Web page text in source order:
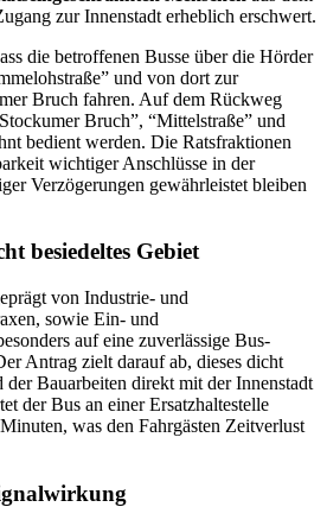
zur Innenstadt erheblich erschwert.
die betroffenen Busse über die Hörder
und von dort zur
Bruch fahren. Auf dem Rückweg
Bruch”, “Mittelstraße” und
bedient werden. Die Ratsfraktionen
wichtiger Anschlüsse in der
Verzögerungen gewährleistet bleiben
besiedeltes Gebiet
von Industrie- und
sowie Ein- und
auf eine zuverlässige Bus-
Antrag zielt darauf ab, dieses dicht
der Bauarbeiten direkt mit der Innenstadt
der Bus an einer Ersatzhaltestelle
was den Fahrgästen Zeitverlust